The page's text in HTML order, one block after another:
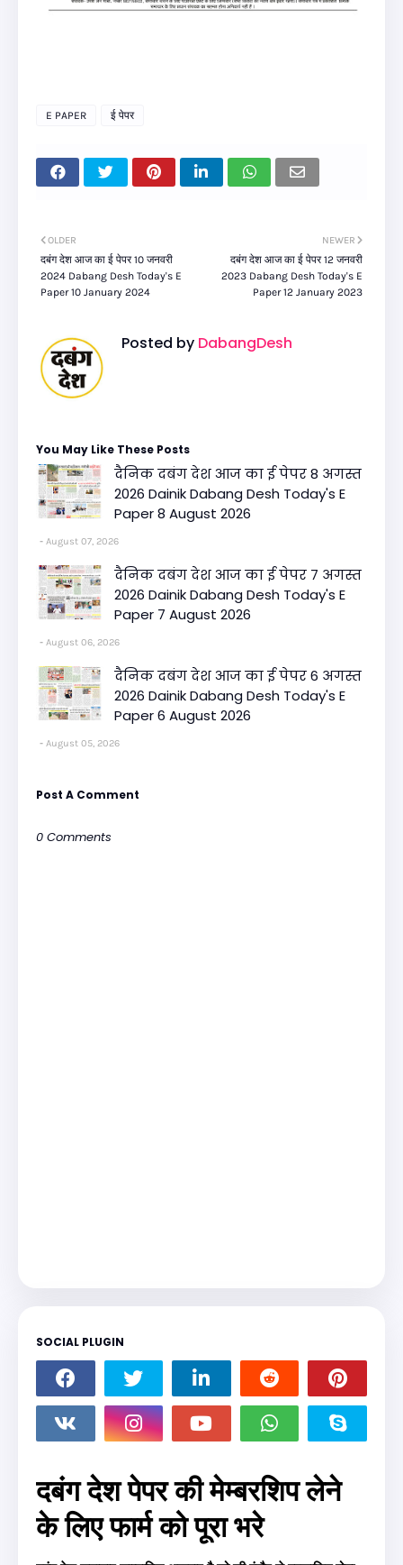
E PAPER ई पेपर
NEWER
दबंग देश आज का ई पेपर 12 जनवरी
2023 Dabang Desh Today's E
Paper 12 January 2023
OLDER
दबंग देश आज का ई पेपर 10 जनवरी
2024 Dabang Desh Today's E
Paper 10 January 2024
Posted by DabangDesh
You May Like These Posts
दैनिक दबंग देश आज का ई पेपर 8 अगस्त
2026 Dainik Dabang Desh Today's E
Paper 8 August 2026
August 07, 2026
दैनिक दबंग देश आज का ई पेपर 7 अगस्त
2026 Dainik Dabang Desh Today's E
Paper 7 August 2026
August 06, 2026
दैनिक दबंग देश आज का ई पेपर 6 अगस्त
2026 Dainik Dabang Desh Today's E
Paper 6 August 2026
August 05, 2026
Post A Comment
0 Comments
SOCIAL PLUGIN